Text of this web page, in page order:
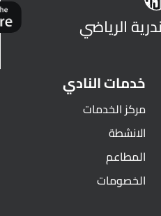
الرياضي
خدمات النادي
مركز الخدمات
الانشطة
المطاعم
الخصومات